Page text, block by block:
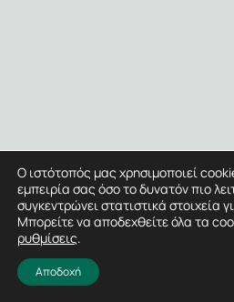
Ο ιστότοπός μας χρησιμοποιεί
εμπειρία σας όσο το δυνατόν πιο
συγκεντρώνει στατιστικά στοιχεία
Μπορείτε να αποδεχθείτε όλα τα
ρυθμίσεις.
Αποδοχή